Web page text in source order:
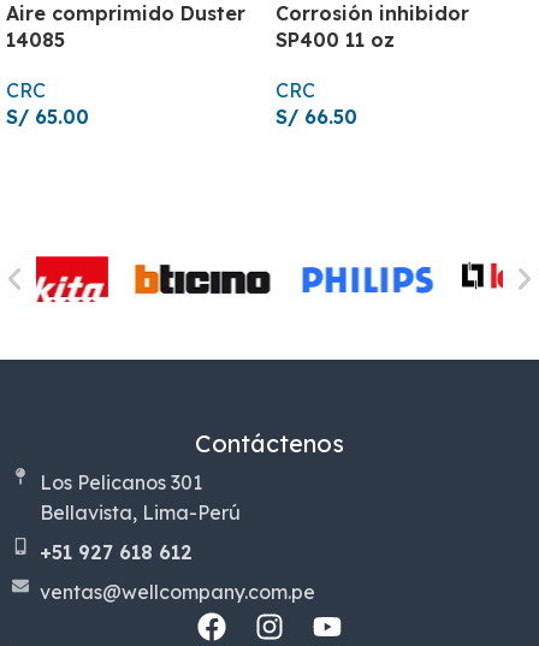
Aire comprimido Duster
14085
CRC
S/ 65.00
Corrosión inhibidor
SP400 11 oz
CRC
S/ 66.50
Contáctenos
Los Pelicanos 301
Bellavista, Lima-Perú
+51 927 618 612
ventas@wellcompany.com.pe